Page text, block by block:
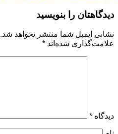
دیدگاهتان را بنویسید
نشانی ایمیل شما منتشر نخواهد شد.
علامت‌گذاری شده‌اند *
دیدگاه *